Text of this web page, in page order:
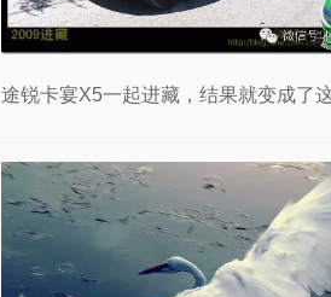
途锐卡宴X5一起进藏，结果就变成了这